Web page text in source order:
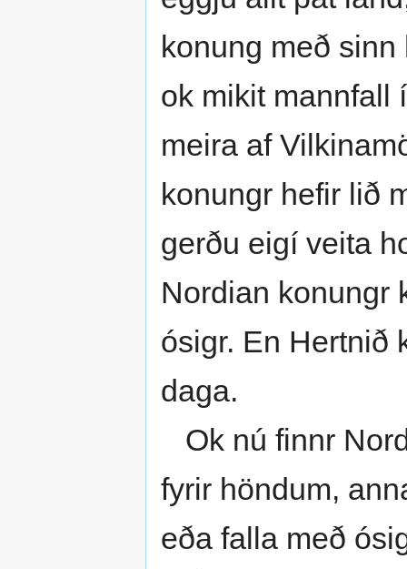
konung með
ok mikit mannfall
meira af
konungr hefir lið
gerðu eigí veita
Nordian konungr
ósigr. En Hertnið
daga.
Ok nú finnr
fyrir höndum,
eða falla með